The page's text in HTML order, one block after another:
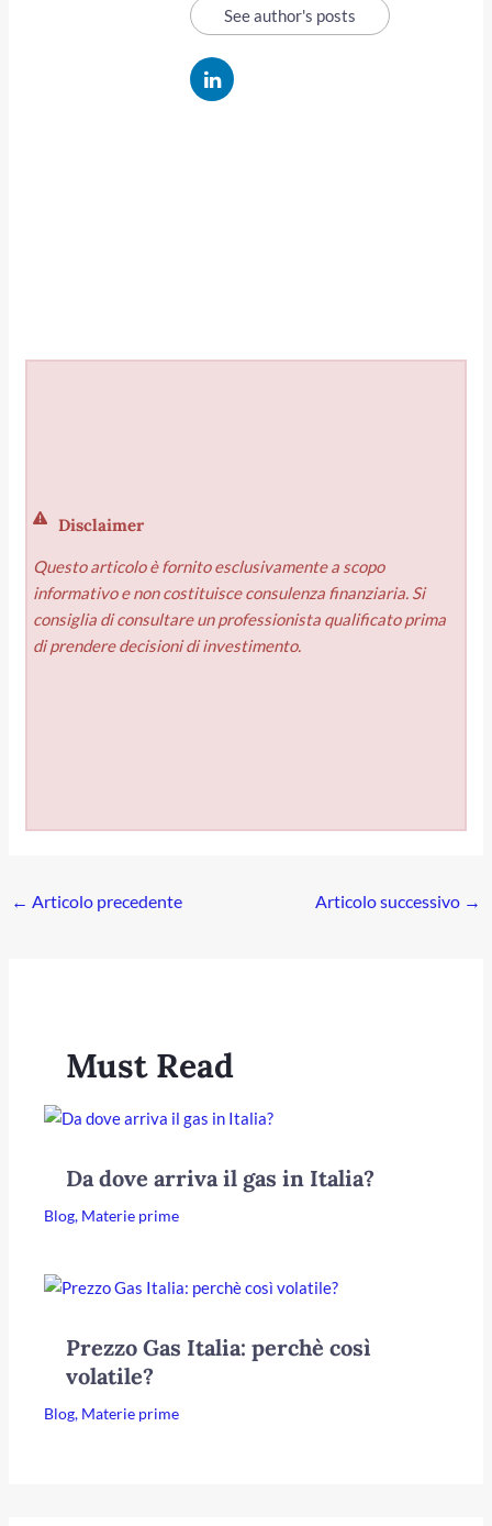
See author's posts
Disclaimer
Questo articolo è fornito esclusivamente a scopo
informativo e non costituisce consulenza finanziaria. Si
consiglia di consultare un professionista qualificato prima
di prendere decisioni di investimento.
← Articolo precedente Articolo successivo →
Must Read
Da dove arriva il gas in Italia?
Blog, Materie prime
Prezzo Gas Italia: perchè così
volatile?
Blog, Materie prime